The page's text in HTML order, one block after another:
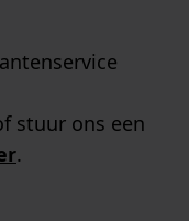
stuur ons een
.